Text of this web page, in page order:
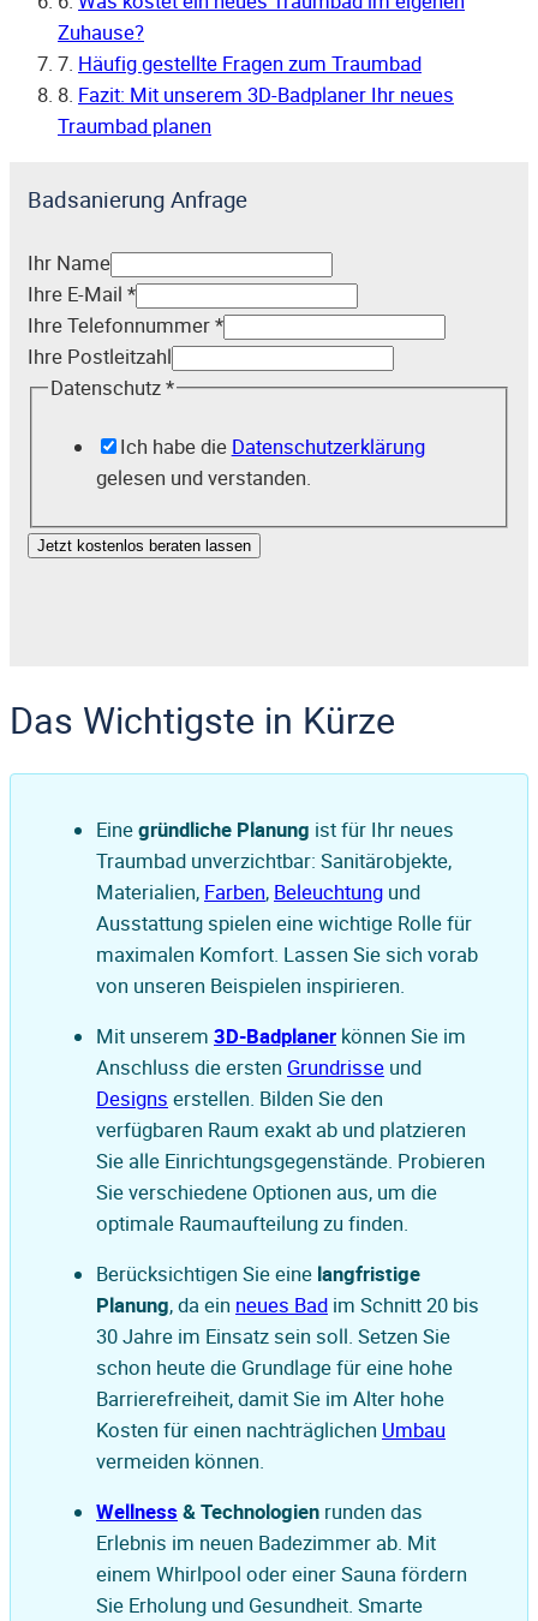
Zuhause?
7. Häufig gestellte Fragen zum Traumbad
8. Fazit: Mit unserem 3D-Badplaner Ihr neues
Traumbad planen
Badsanierung Anfrage
Ihr Name
Ihre E-Mail *
Ihre Telefonnummer*
Ihre Postleitzahl
Datenschutz*
Ich habe die Datenschutzerklärung
gelesen und verstanden.
Jetzt kostenlos beraten lassen
Das Wichtigste in Kürze
Einegründliche Planung ist für Ihr neues
Traumbad unverzichtbar: Sanitärobjekte,
Materialien, Farben, Beleuchtung und
Ausstattung spielen eine wichtige Rolle für
maximalen Komfort. Lassen Sie sich vorab
von unseren Beispielen inspirieren.
Mit unserem 3D-Badplaner können Sie im
Anschluss die ersten Grundrisse und
Designs erstellen. Bilden Sie den
verfügbaren Raum exakt ab und platzieren
Sie alle Einrichtungsgegenstände. Probieren
Sie verschiedene Optionen aus, um die
optimale Raumaufteilung zu finden.
Berücksichtigen Sie eine langfristige
Planung, da ein neues Bad im Schnitt 20 bis
30 Jahre im Einsatz sein soll. Setzen Sie
schon heute die Grundlage für eine hohe
Barrierefreiheit, damit Sie im Alter hohe
Kosten für einen nachträglichen Umbau
vermeiden können.
Wellness & Technologien runden das
Erlebnis im neuen Badezimmer ab. Mit
einem Whirlpool oder einer Sauna fördern
Sie Erholung und Gesundheit. Smarte